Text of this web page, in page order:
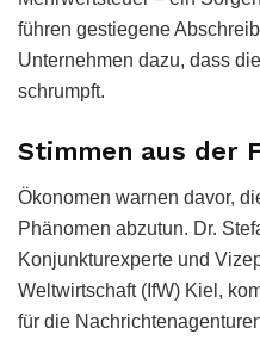
führen gestiegene
Unternehmen dazu, dass
schrumpft.
Stimmen aus der
Ökonomen warnen davor,
Phänomen abzutun. Dr.
Konjunkturexperte und
Weltwirtschaft (IfW) Kiel,
für die